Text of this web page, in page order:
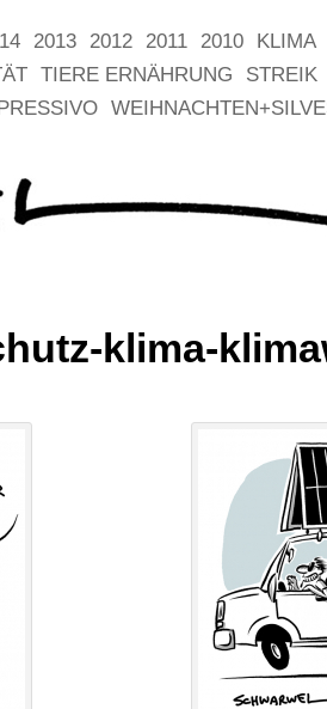
2013 2012 2011 2010 KLIMA
TIERE ERNÄHRUNG STREIK
klima-